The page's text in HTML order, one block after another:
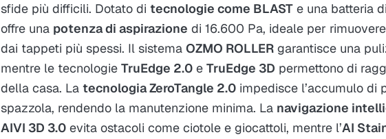
sfide più difficili. Dotato di tecnologie come BLAST e una batteria
offre una potenza di aspirazione di 16.600 Pa, ideale per
dai tappeti più spessi. Il sistema OZMO ROLLER garantisce una
mentre le tecnologie TruEdge 2.0 e TruEdge 3D permettono di
della casa. La tecnologia ZeroTangle 2.0 impedisce l’accumulo di
spazzola, rendendo la manutenzione minima. La navigazione
AIVI 3D 3.0 evita ostacoli come ciotole e giocattoli, mentre l’AI